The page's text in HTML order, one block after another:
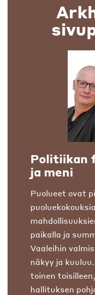
Politiikan
ja meni
Puolueet ovat
paikalla ja
Vaaleihin
näkyy ja
toinen
hallituksen